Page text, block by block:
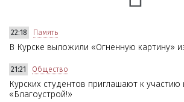
22:18 Память
В Курске выложили «Огненную картину»
21:21 Общество
Курских студентов приглашают к участию
«Благоустрой!»